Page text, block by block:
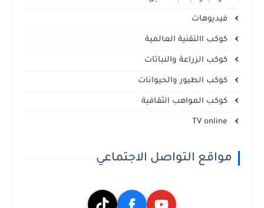
فيديوهات
كوكب االتقنية العالمية
كوكب الزراعة والنباتات
كوكب الطيور والحيوانات
كوكب المواهب الثقافية
مواقع التواصل الاجتماعي